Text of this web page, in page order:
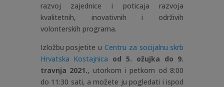
razvoj zajednice i poticaja razvoja
kvalitetnih, inovativnih i održivih
volonterskih programa.
Izložbu posjetite u Centru za socijalnu skrb
Hrvatska Kostajnica od 5. ožujka do 9.
travnja 2021., utorkom i petkom od 8:00
do 11:30 sati, a možete ju pogledati i ispod